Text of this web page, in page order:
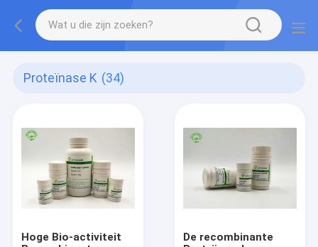
Proteïnase K (34)
Hoge Bio-activiteit
De recombinante